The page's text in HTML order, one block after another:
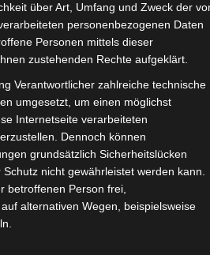
über Art, Umfang und Zweck der
personenbezogenen Daten
Personen mittels dieser
zustehenden Rechte aufgeklärt.
Verantwortlicher zahlreiche technische
umgesetzt, um einen möglichst
Internetseite verarbeiteten
Dennoch können
grundsätzlich Sicherheitslücken
nicht gewährleistet werden kann.
betroffenen Person frei,
alternativen Wegen, beispielsweise